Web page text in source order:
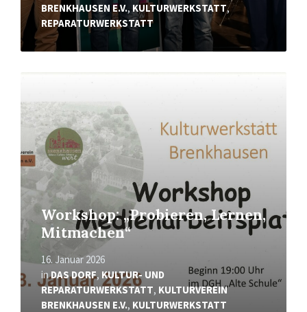
BRENKHAUSEN E.V.,KULTURWERKSTATT,
REPARATURWERKSTATT
Workshop: „Probieren, Lernen,
Mitmachen“
16. Januar 2026
inDAS DORF, KULTUR- UND
REPARATURWERKSTATT, KULTURVEREIN
BRENKHAUSEN E.V., KULTURWERKSTATT